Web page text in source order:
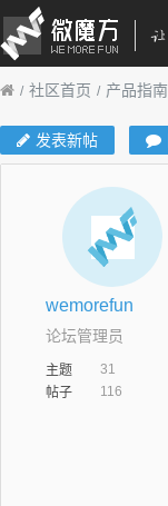
社区首页 产品指南
发表新帖
wemorefun
论坛管理员
主题
31
帖子
116